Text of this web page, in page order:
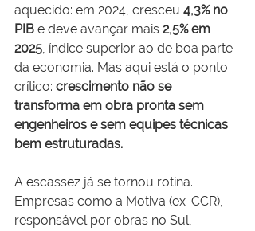
aquecido: em 2024, cresceu 4,3% no
PIB e deve avançar mais 2,5% em
2025, índice superior ao de boa parte
da economia. Mas aqui está o ponto
crítico: crescimento não se
transforma em obra pronta sem
engenheiros e sem equipes técnicas
bem estruturadas.
A escassez já se tornou rotina.
Empresas como a Motiva (ex-CCR),
responsável por obras no Sul,